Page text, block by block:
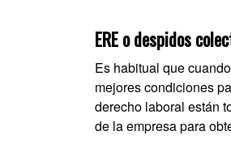
ERE o despidos
Es habitual que
mejores condiciones
derecho laboral están
de la empresa para